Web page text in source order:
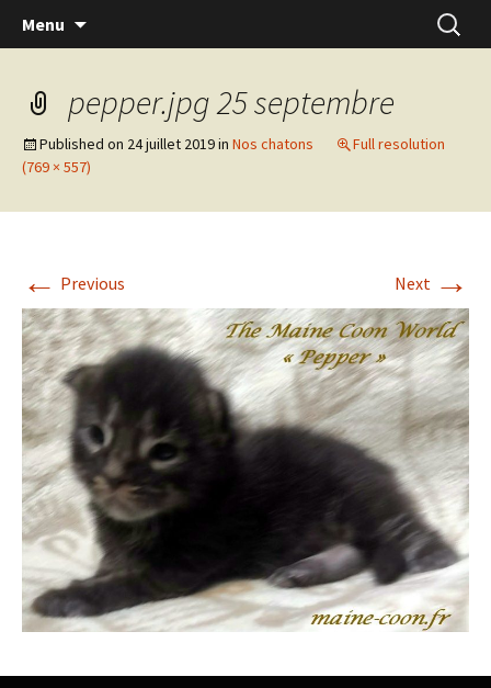
Menu
pepper.jpg 25 septembre
Published on 24 juillet 2019in Nos chatons
Full resolution
(769 × 557)
← Previous Next →